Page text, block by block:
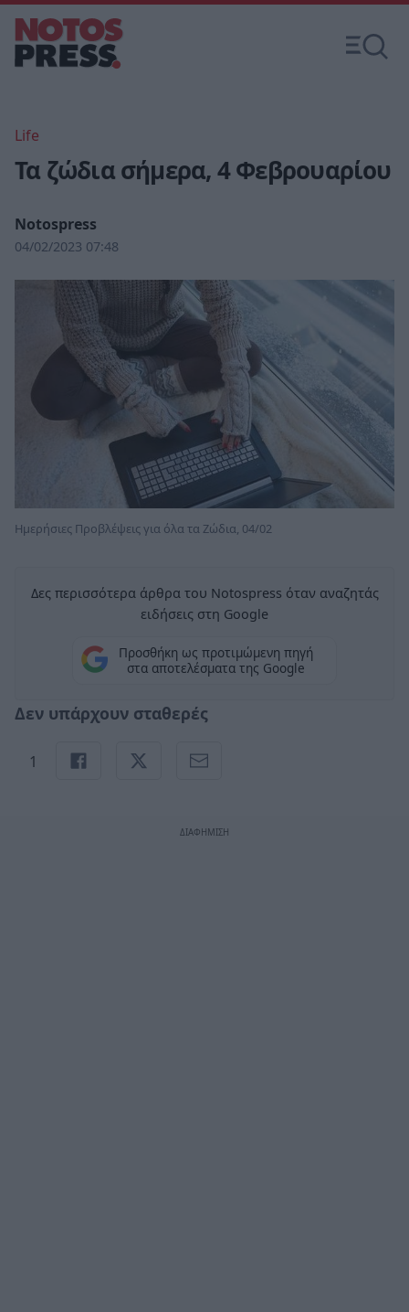
Life
Τα ζώδια σήμερα, 4 Φεβρουαρίου
Notospress
04/02/2023 07:48
Ημερήσιες Προβλέψεις για όλα τα Ζώδια, 04/02
Δες περισσότερα άρθρα του Notospress όταν αναζητάς
ειδήσεις στη Google
Προσθήκη ως προτιμώμενη πηγή
στα αποτελέσματα της Google
Δεν υπάρχουν σταθερές
1